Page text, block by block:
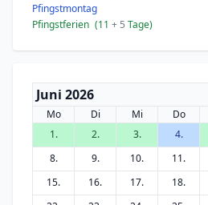
Pfingstmontag
Pfingstferien (11 + 5 Tage)
Juni 2026
Mo Di Mi Do
1.
2. 3. 4.
8.
9. 10. 11.
15.
16. 17. 18.